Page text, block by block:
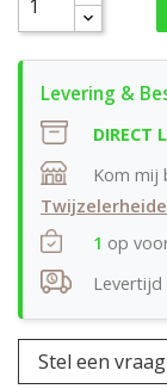
DIRECT
Kom mij
Twijzelerheide
1 op
Levertijd
Stel een